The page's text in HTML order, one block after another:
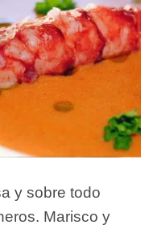
y sobre todo
Marisco y